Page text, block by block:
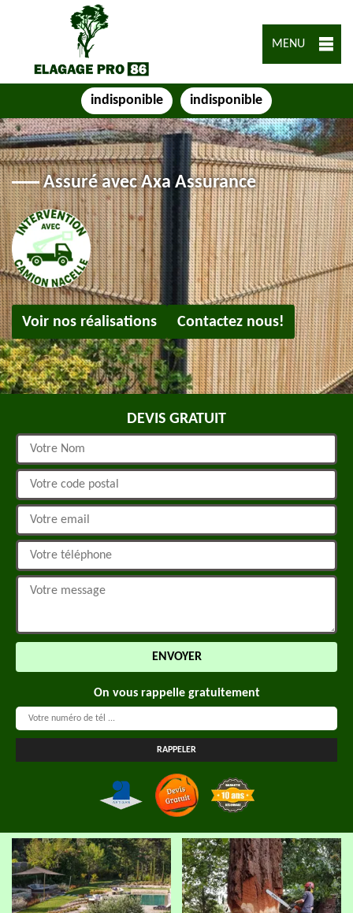
MENU
indisponible indisponible
Assuré avec Axa Assurance
Voir nos réalisations Contactez nous!
DEVIS GRATUIT
On vous rappelle gratuitement